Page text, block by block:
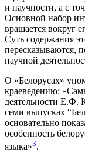
и научности, а с
Основной набор
вращается вокруг
Суть содержания
пересказываются,
научной
О «Белорусах»
краеведению:
деятельности Е.Ф.
семи выпусках
основательно
особенность
языка»3.